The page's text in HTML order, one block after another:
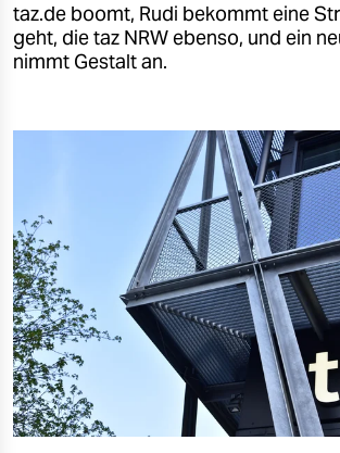
taz.de boomt, Rudi bekommt eine
geht, die taz NRW ebenso, und ein
nimmt Gestalt an.